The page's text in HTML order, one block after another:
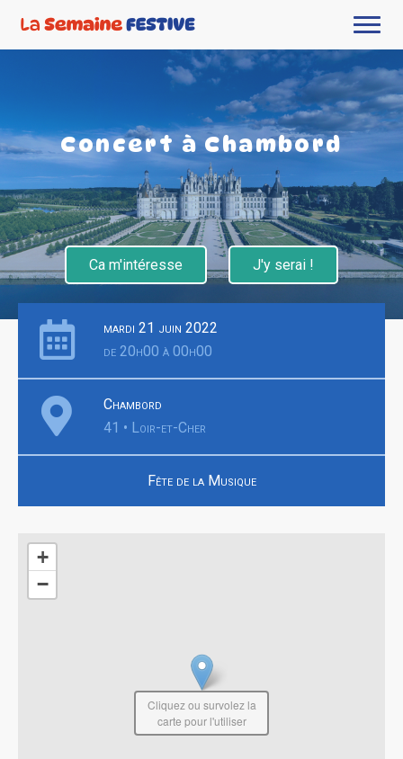
Concert à Chambord
Ca m'intéresse J'y serai !
mardi 21 juin 2022
de 20h00 à 00h00
Chambord
41 • Loir-et-Cher
Fête de la Musique
+
−
Cliquez ou survolez la
carte pour l'utiliser